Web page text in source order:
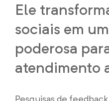
Ele
sociais em
poderosa
atendimento
Pesquisas de